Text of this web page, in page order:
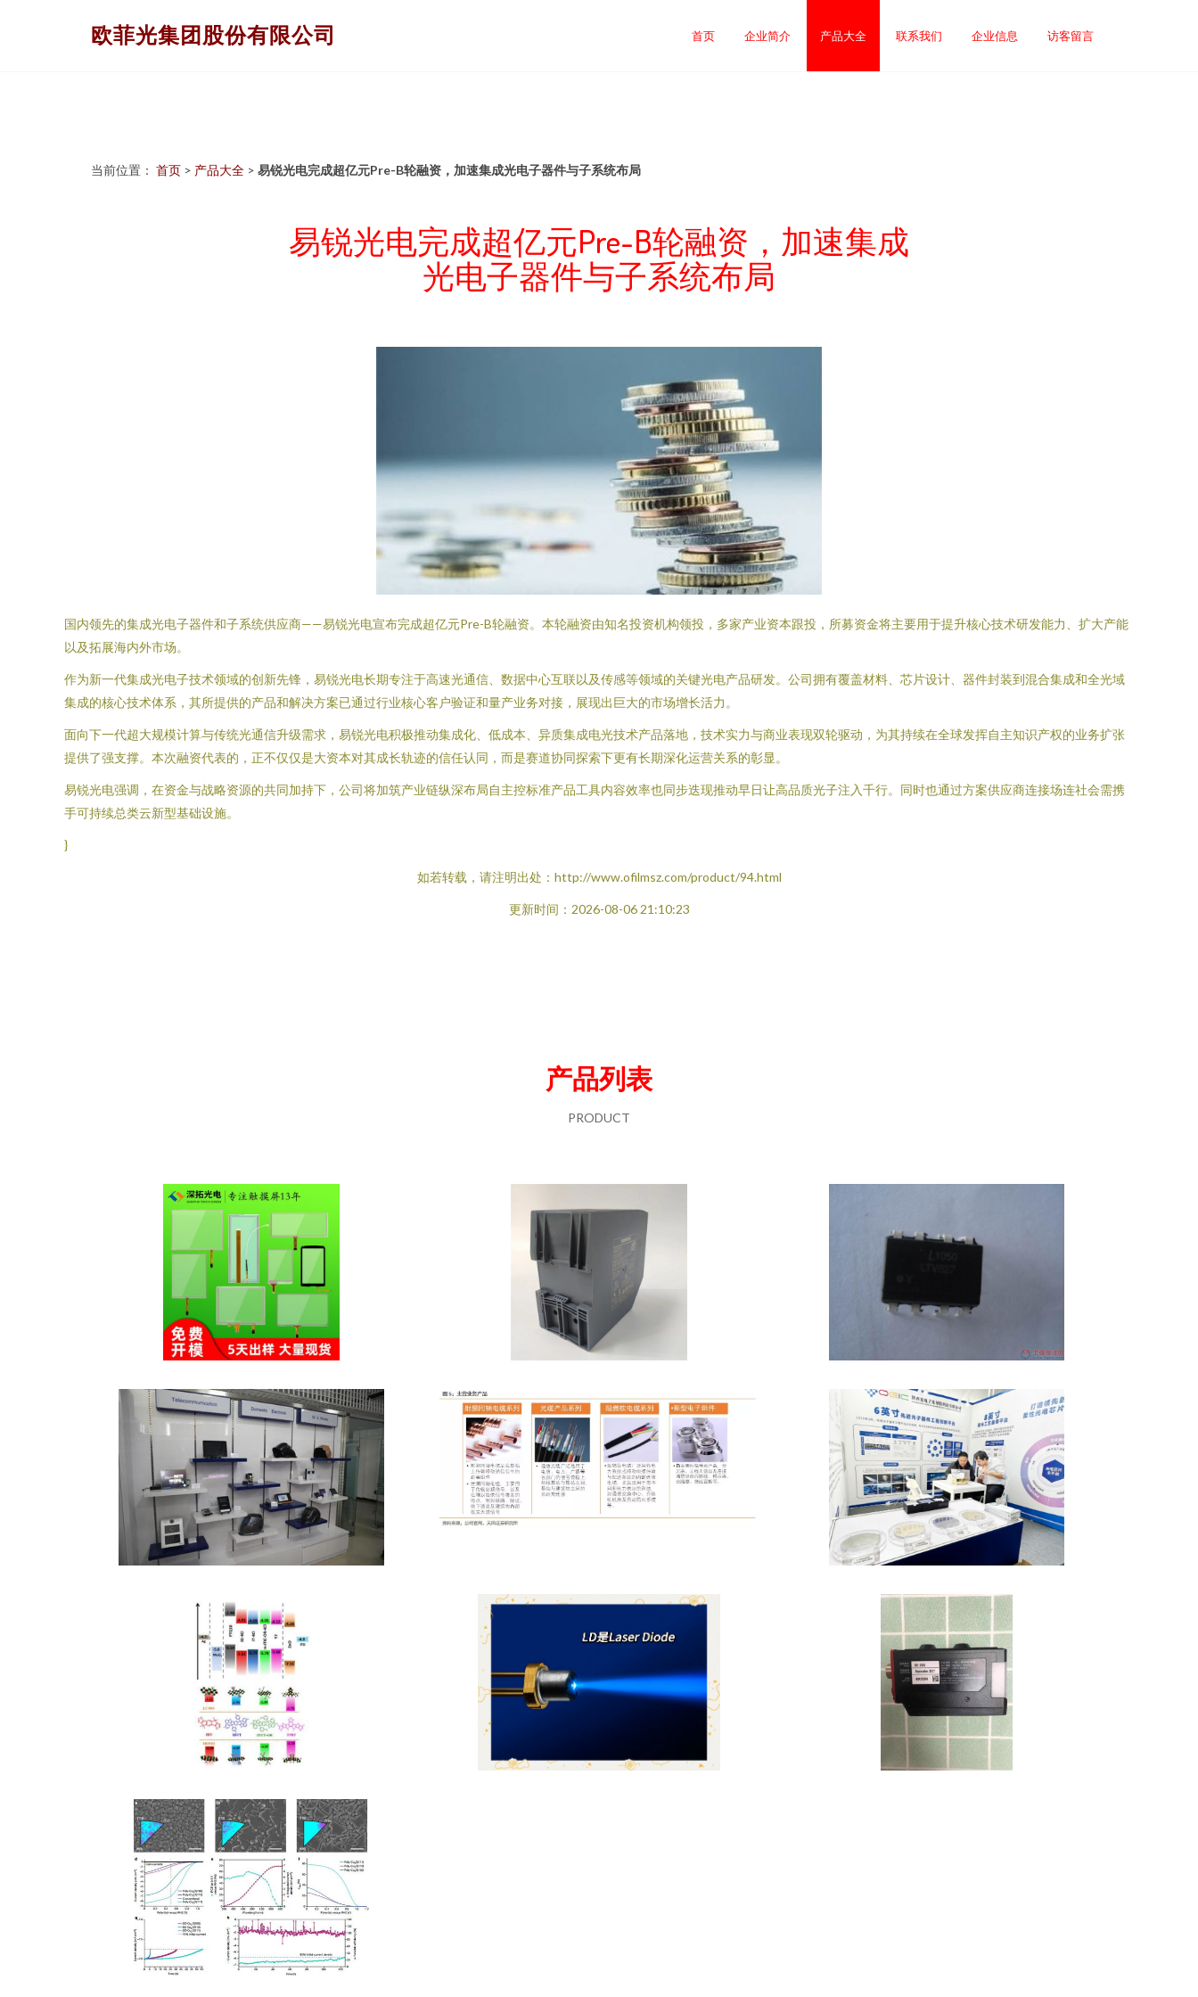
欧菲光集团股份有限公司 首页 企业简介 产品大全 联系我们 企业信息 访客留言
当前位置： 首页 > 产品大全 > 易锐光电完成超亿元Pre-B轮融资，加速集成光电子器件与子系统布局
易锐光电完成超亿元Pre-B轮融资，加速集成
光电子器件与子系统布局
国内领先的集成光电子器件和子系统供应商——易锐光电宣布完成超亿元Pre-B轮融资。本轮融资由知名投资机构领投，多家产业资本跟投，所募资金将主要用于提升核心技术研发能力、扩大产能
以及拓展海内外市场。
作为新一代集成光电子技术领域的创新先锋，易锐光电长期专注于高速光通信、数据中心互联以及传感等领域的关键光电产品研发。公司拥有覆盖材料、芯片设计、器件封装到混合集成和全光域
集成的核心技术体系，其所提供的产品和解决方案已通过行业核心客户验证和量产业务对接，展现出巨大的市场增长活力。
面向下一代超大规模计算与传统光通信升级需求，易锐光电积极推动集成化、低成本、异质集成电光技术产品落地，技术实力与商业表现双轮驱动，为其持续在全球发挥自主知识产权的业务扩张
提供了强支撑。本次融资代表的，正不仅仅是大资本对其成长轨迹的信任认同，而是赛道协同探索下更有长期深化运营关系的彰显。
易锐光电强调，在资金与战略资源的共同加持下，公司将加筑产业链纵深布局自主控标准产品工具内容效率也同步迭现推动早日让高品质光子注入千行。同时也通过方案供应商连接场连社会需携
手可持续总类云新型基础设施。
}
如若转载，请注明出处：http://www.ofilmsz.com/product/94.html
更新时间：2026-08-06 21:10:23
产品列表
PRODUCT